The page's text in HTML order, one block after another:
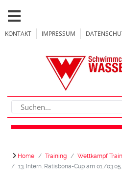
KONTAKT IMPRESSUM
Home Training Wettkampf
13. Intern. Ratisbona-Cup am 01./